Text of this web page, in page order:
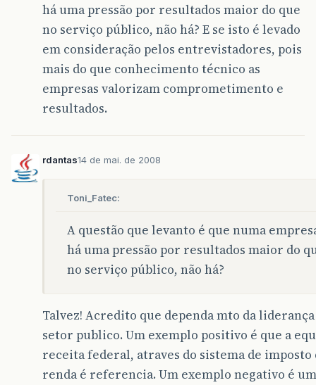
há uma pressão por resultados maior do que
no serviço público, não há? E se isto é levado
em consideração pelos entrevistadores, pois
mais do que conhecimento técnico as
empresas valorizam comprometimento e
resultados.
rdantas14 de mai. de 2008
Toni_Fatec:
A questão que levanto é que numa
há uma pressão por resultados maior do
no serviço público, não há?
Talvez! Acredito que dependa mto da
setor publico. Um exemplo positivo é que a
receita federal, atraves do sistema de imposto
renda é referencia. Um exemplo negativo é